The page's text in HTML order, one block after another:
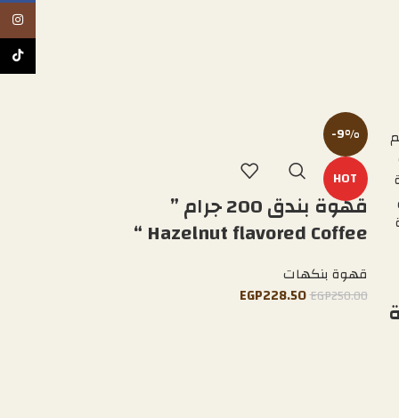
-9%
HOT
قهوة بندق 200 جرام ”
Hazelnut flavored Coffee “
قهوة بنكهات
EGP250.00
EGP228.50